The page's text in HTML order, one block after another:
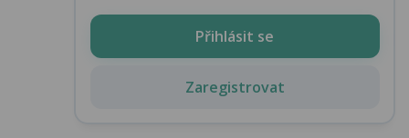
Přihlásit se
Zaregistrovat